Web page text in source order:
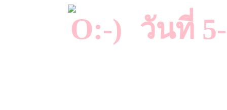
วันที่